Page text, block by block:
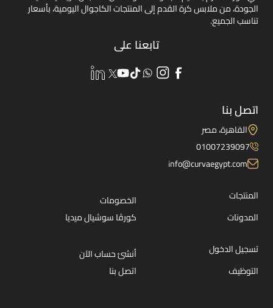
الجودة، من ملابس كرة القدم إلى المنتجات الكاجوال اليومية، بأسعار
تناسب الجميع.
تابعنا على
اتصل بنا
القاهرة، مصر
01007239097
info@curvaegypt.com
المنتجات
الخصومات
المدونات
كورڤا سوشيال ميديا
تسجيل الدخول
أنشئ حساب الآن
التوظيف
اتصل بنا